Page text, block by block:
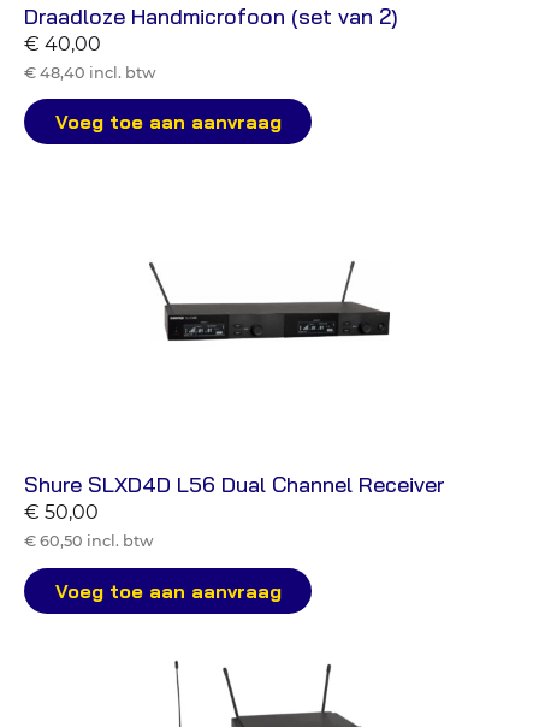
Draadloze Handmicrofoon (set van 2)
€ 40,00
€ 48,40 incl. btw
Voeg toe aan aanvraag
Shure SLXD4D L56 Dual Channel Receiver
€ 50,00
€ 60,50 incl. btw
Voeg toe aan aanvraag